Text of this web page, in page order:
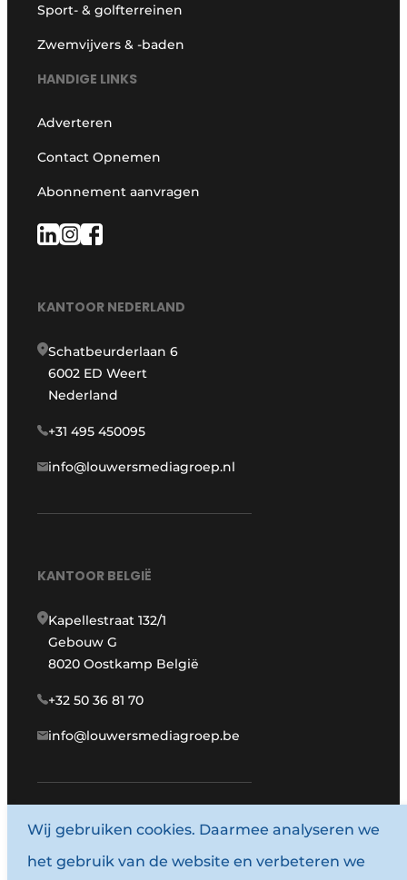
Sport- & golfterreinen
Zwemvijvers & -baden
HANDIGE LINKS
Adverteren
Contact Opnemen
Abonnement aanvragen
KANTOOR NEDERLAND
Schatbeurderlaan 6
6002 ED Weert
Nederland
+31 495 450095
info@louwersmediagroep.nl
KANTOOR BELGIË
Kapellestraat 132/1
Gebouw G
8020 Oostkamp België
+32 50 36 81 70
info@louwersmediagroep.be
www.louwersmediagroep.com
© 1987 - 2026 Louwersmediagroep.
Wij gebruiken cookies. Daarmee analyseren we
het gebruik van de website en verbeteren we